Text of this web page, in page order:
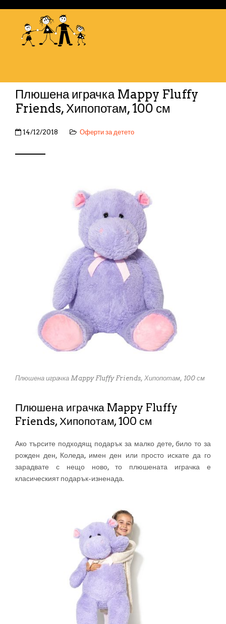
Плюшена играчка Mappy Fluffy
Friends, Хипопотам, 100 см
14/12/2018 Оферти за детето
Плюшена играчка Mappy Fluffy Friends, Хипопотам, 100 см
Плюшена играчка Mappy Fluffy
Friends, Хипопотам, 100 см
Ако търсите подходящ подарък за малко дете, било то за
рожден ден, Коледа, имен ден или просто искате да го
зарадвате с нещо ново, то плюшената играчка е
класическият подарък-изненада.